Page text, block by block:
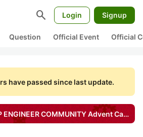
search Login Signup
Question Official Event Official
have passed since last update.
ENGINEER COMMUNITYAdvent Calendar